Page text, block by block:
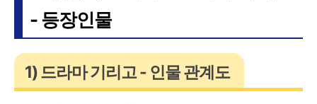
- 등장인물
1) 드라마 기리고 - 인물 관계도